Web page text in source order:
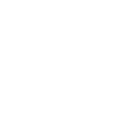
Arbeit und dem
sowie